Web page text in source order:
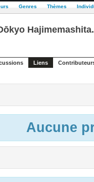
Genres Thèmes
Hajimemashita.
Liens
Aucune